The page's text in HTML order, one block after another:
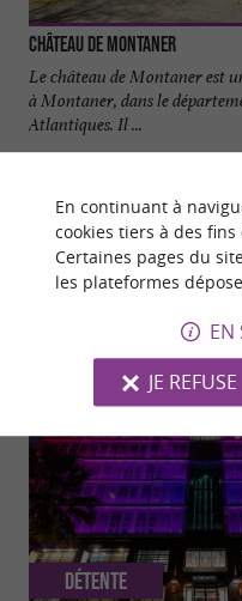
Château de Montaner
Le château de Montaner est
à Montaner, dans le
Atlantiques. Il ...
NOUS
Détente
En continuant à
cookies tiers à des fins
Certaines pages du
les plateformes
EN
JE REFUSE